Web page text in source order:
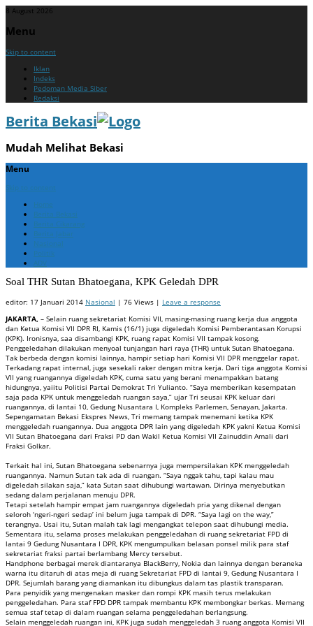
8 August 2026
Menu
Skip to content
Iklan
Indeks
Pedoman Media Siber
Redaksi
Berita Bekasi
Mudah Melihat Bekasi
Menu
Skip to content
Home
Berita Bekasi
Berita Cikarang
Berita Jabar
Nasional
Politik
ADV
Soal THR Sutan Bhatoegana, KPK Geledah DPR
editor: 17 Januari 2014 Nasional | 76 Views | Leave a response
JAKARTA, – Selain ruang sekretariat Komisi VII, masing-masing ruang kerja dua anggota
dan Ketua Komisi VII DPR RI, Kamis (16/1) juga digeledah Komisi Pemberantasan Korupsi
(KPK). Ironisnya, saa disambangi KPK, ruang rapat Komisi VII tampak kosong.
Penggeledahan dilakukan menyoal tunjangan hari raya (THR) untuk Sutan Bhatoegana.
Tak berbeda dengan komisi lainnya, hampir setiap hari Komisi VII DPR menggelar rapat.
Terkadang rapat internal, juga sesekali raker dengan mitra kerja. Dari tiga anggota Komisi
VII yang ruangannya digeledah KPK, cuma satu yang berani menampakkan batang
hidungnya, yaiitu Politisi Partai Demokrat Tri Yulianto. “Saya memberikan kesempatan
saja pada KPK untuk menggeledah ruangan saya,” ujar Tri seusai KPK keluar dari
ruangannya, di lantai 10, Gedung Nusantara I, Kompleks Parlemen, Senayan, Jakarta.
Sepengamatan Bekasi Ekspres News, Tri memang tampak menemani ketika KPK
menggeledah ruangannya. Dua anggota DPR lain yang digeledah KPK yakni Ketua Komisi
VII Sutan Bhatoegana dari Fraksi PD dan Wakil Ketua Komisi VII Zainuddin Amali dari
Fraksi Golkar.
Terkait hal ini, Sutan Bhatoegana sebenarnya juga mempersilakan KPK menggeledah
ruangannya. Namun Sutan tak ada di ruangan. “Saya nggak tahu, tapi kalau mau
digeledah silakan saja,” kata Sutan saat dihubungi wartawan. Dirinya menyebutkan
sedang dalam perjalanan menuju DPR.
Tetapi setelah hampir empat jam ruangannya digeledah pria yang dikenal dengan
seloroh ‘ngeri-ngeri sedap’ ini belum juga tampak di DPR. “Saya lagi on the way,”
terangnya. Usai itu, Sutan malah tak lagi mengangkat telepon saat dihubungi media.
Sementara itu, selama proses melakukan penggeledahan di ruang sekretariat FPD di
lantai 9 Gedung Nusantara I DPR, KPK mengumpulkan belasan ponsel milik para staf
sekretariat fraksi partai berlambang Mercy tersebut.
Handphone berbagai merek diantaranya BlackBerry, Nokia dan lainnya dengan beraneka
warna itu ditaruh di atas meja di ruang Sekretariat FPD di lantai 9, Gedung Nusantara I
DPR. Sejumlah barang yang diamankan itu dibungkus dalam tas plastik transparan.
Para penyidik yang mengenakan masker dan rompi KPK masih terus melakukan
penggeledahan. Para staf FPD DPR tampak membantu KPK membongkar berkas. Memang
semua staf tetap di dalam ruangan selama penggeledahan berlangsung.
Selain menggeledah ruangan ini, KPK juga sudah menggeledah 3 ruang anggota Komisi VII